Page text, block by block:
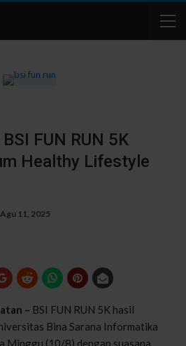
FUN RUN 5K
Healthy Lifestyle
Agu 11, 2025
– BSI FUN RUN 5K hasil
Bina Sarana Informatika
Minggu (10/8) dengan suasana